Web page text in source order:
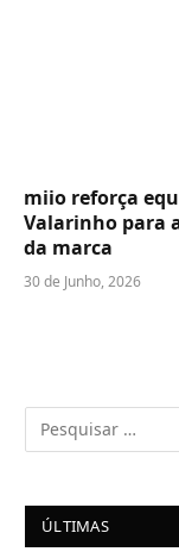
miio reforça
Valarinho para
da marca
30 de Junho, 2026
ÚLTIMAS